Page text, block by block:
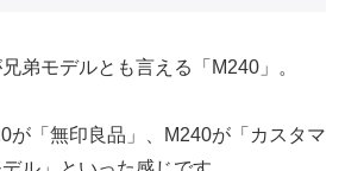
弟モデルとも言える「M240」。
が「無印良品」、M240が「カスタマ